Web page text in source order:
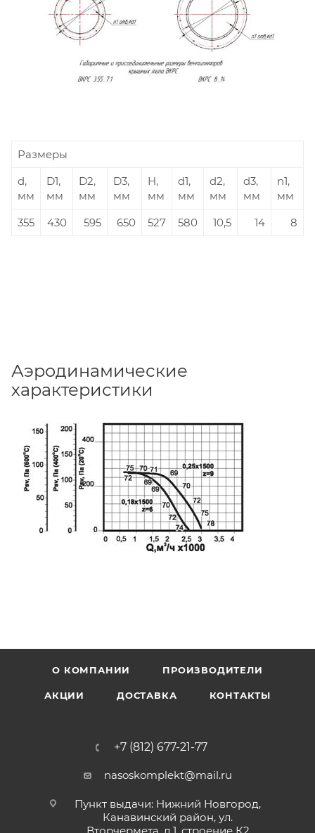
Размеры
d,
мм
D1,
мм
D2,
мм
D3,
мм
H,
мм
d1,
мм
d2,
мм
d3,
мм
n1,
мм
355
430 595 650 527 580 10,5 14 8
Аэродинамические
характеристики
О КОМПАНИИ ПРОИЗВОДИТЕЛИ
АКЦИИ ДОСТАВКА КОНТАКТЫ
+7 (812) 677-21-77
nasoskomplekt@mail.ru
Пункт выдачи: Нижний Новгород,
Канавинский район, ул.